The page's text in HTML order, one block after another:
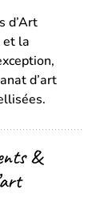
un
onglet)onglet)
d’Art
et la
d’art
&